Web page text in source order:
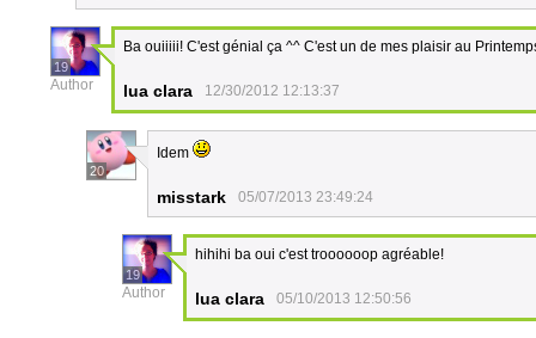
19
Author
Ba ouiiiii! C'est génial ça ^^ C'est un de mes plaisir au
lua clara 12/30/2012 12:13:37
20
Idem
misstark 05/07/2013 23:49:24
19
Author
hihihi ba oui c'est troooooop agréable!
lua clara 05/10/2013 12:50:56